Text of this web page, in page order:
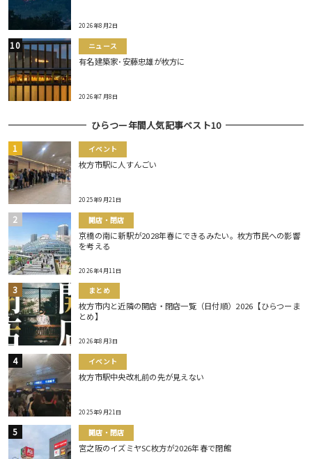
2026年8月2日
ニュース
有名建築家･安藤忠雄が枚方に
2026年7月8日
ひらつー年間人気記事ベスト10
イベント
枚方市駅に人すんごい
2025年9月21日
開店・閉店
京橋の南に新駅が2028年春にできるみたい。枚方市民への影響
を考える
2026年4月11日
まとめ
枚方市内と近隣の開店・閉店一覧（日付順）2026【ひらつーま
とめ】
2026年8月3日
イベント
枚方市駅中央改札前の先が見えない
2025年9月21日
開店・閉店
宮之阪のイズミヤSC枚方が2026年春で閉館